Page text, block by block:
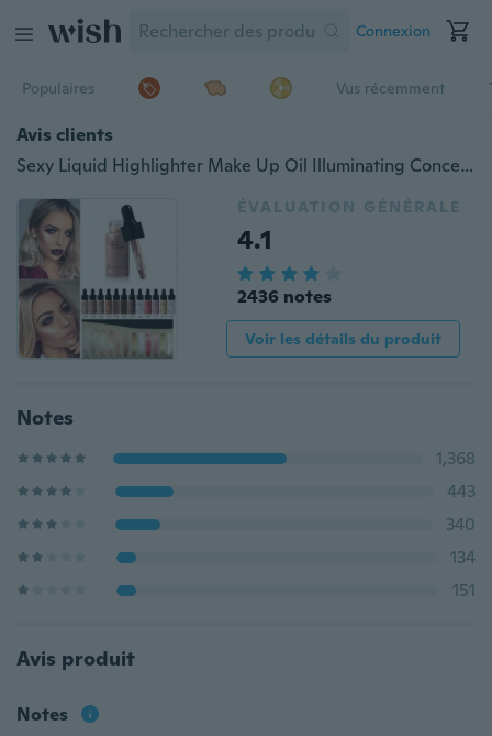
Connexion
Populaires Vus récemment
Avis clients
Sexy Liquid Highlighter Make Up Oil Illuminating Concealer Shimmer & Shine Face Glow Ultra-concentré Bronzing Drops, Essence Oil Free Highlight Serum + Primer
ÉVALUATION GÉNÉRALE
4.1
2436 notes
Voir les détails du produit
Notes
1,368
443
340
134
151
Avis produit
Notes